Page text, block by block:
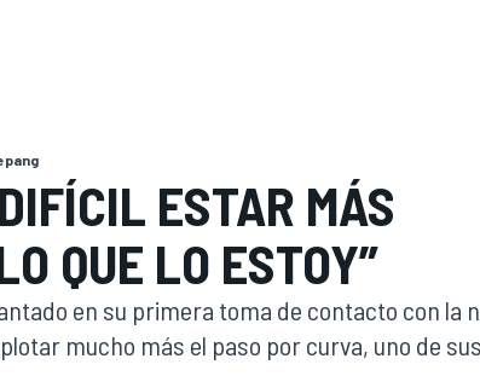
ESTAR MÁS
QUE LO ESTOY”
en su primera toma de contacto con la
mucho más el paso por curva, uno de